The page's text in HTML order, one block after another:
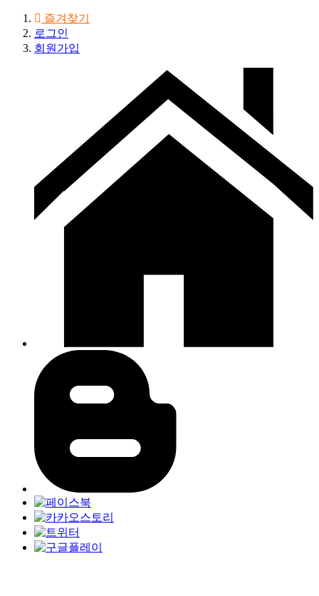
즐겨찾기
로그인
회원가입